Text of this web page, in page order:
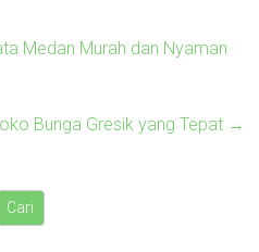
Medan Murah dan Nyaman
Bunga Gresik yang Tepat →
Cari